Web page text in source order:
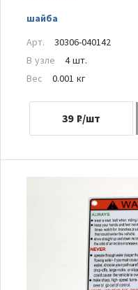
шайба
Арт.
30306-040142
В узле
4 шт.
Вес
0.001 кг
39 ₽/шт